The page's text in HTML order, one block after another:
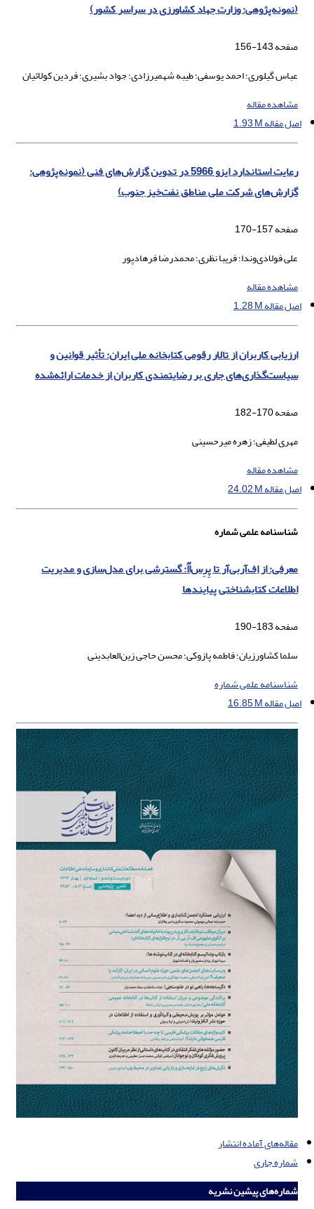
(نمونه‌پژوهی: وزارت جهاد کشاورزی در سراسر کشور)
صفحه143-156
عباس گیلوری؛ احمد یوسفی؛ طیبه شهمیرزادی؛ جواد بشیری؛ فردین کولائیان
مشاهده مقاله
اصل مقاله1.93 M
رعایت استاندارد ایزو 5966 در تدوین گزارش‌های فنی (نمونه‌پژوهی:
گزارش‌های شرکت ملی مناطق نفت‌خیز جنوب)
صفحه157-170
علی فولادی‌وندا؛ فریبا نظری؛ محمدرضا فرهادپور
مشاهده مقاله
اصل مقاله1.28 M
ارزیابی کاربران از تالار رقومی کتابخانه ملی ایران: تأثیر قوانین و
سیاست‌گذاری‌های جاری بر رضایتمندی کاربران از خدمات ارائه‌شده
صفحه170-182
مهری لطیفی؛ زهره میرحسینی
مشاهده مقاله
اصل مقاله24.02 M
شناسنامه علمی شماره
معرفی: از اِف‌آربی‌آر تا پِرِس‌اُاُ: گسترشی برای مدل‌سازی و مدیریت
اطلاعات کتابشناختی پیایندها
صفحه183-190
سلما کشاورزیان؛ فاطمه پازوکی؛ محسن حاجی زین‌العابدینی
شناسنامه علمی شماره
اصل مقاله16.85 M
مقاله‌های آماده انتشار
شماره جاری
شماره‌های پیشین نشریه